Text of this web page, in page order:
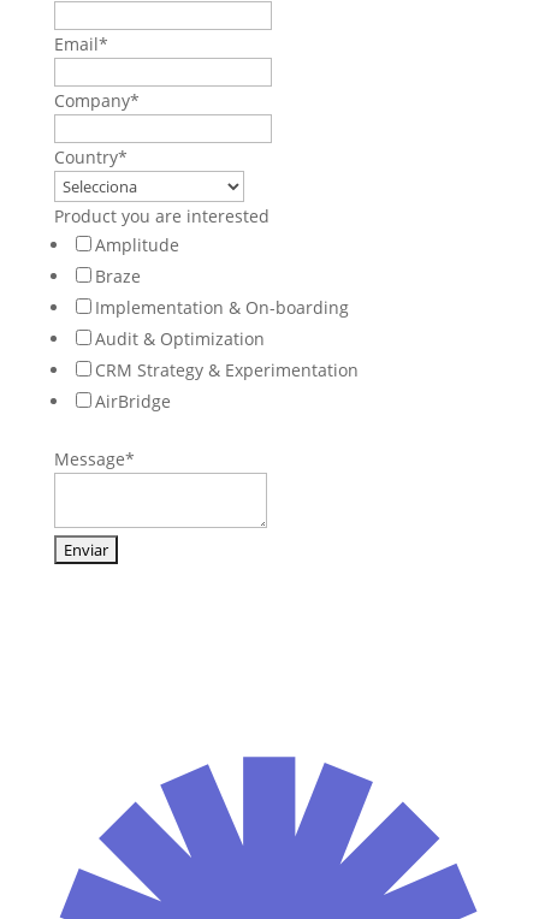
Email*
Company*
Country*
Product you are interested
Amplitude
Braze
Implementation & On-boarding
Audit & Optimization
CRM Strategy & Experimentation
AirBridge
Message*